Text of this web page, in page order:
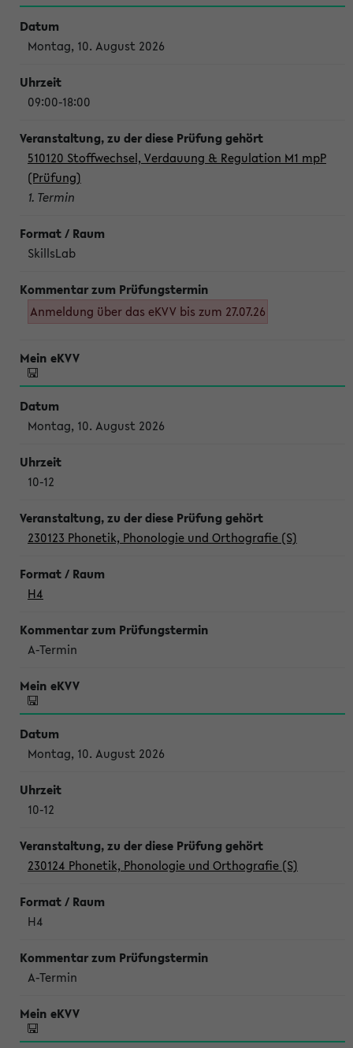
Montag, 10. August 2026
09:00-18:00
510120 Stoffwechsel, Verdauung & Regulation M1 mpP
(Prüfung)
1. Termin
SkillsLab
Anmeldung über das eKVV bis zum 27.07.26
Montag, 10. August 2026
10-12
230123 Phonetik, Phonologie und Orthografie (S)
H4
A-Termin
Montag, 10. August 2026
10-12
230124 Phonetik, Phonologie und Orthografie (S)
H4
A-Termin